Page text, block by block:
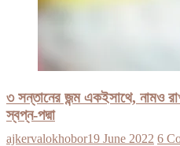
৩ সন্তানের জন্ম একইসাথে, নামও
স্বপ্ন-পদ্মা
ajkervalokhobor19 June 2022 6